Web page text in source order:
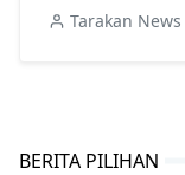
Tarakan News
BERITA PILIHAN